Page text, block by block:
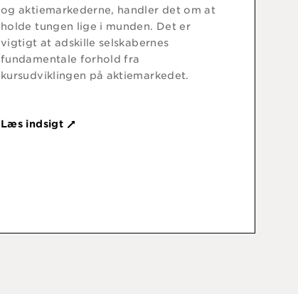
og aktiemarkederne, handler det om at
holde tungen lige i munden. Det er
vigtigt at adskille selskabernes
fundamentale forhold fra
kursudviklingen på aktiemarkedet.
Læs indsigt